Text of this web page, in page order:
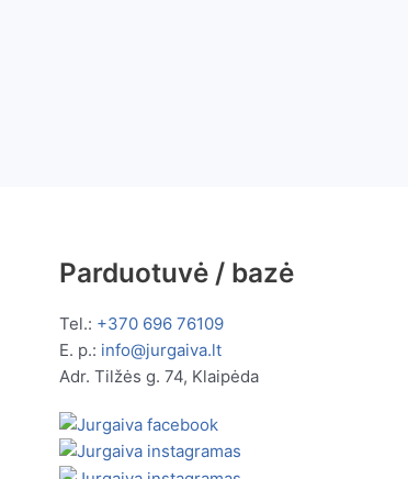
Parduotuvė / bazė
Tel.: +370 696 76109
E. p.: info@jurgaiva.lt
Adr. Tilžės g. 74, Klaipėda